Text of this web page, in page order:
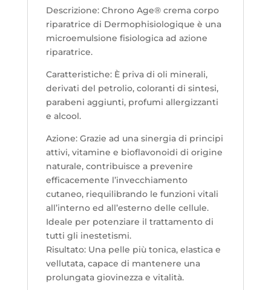
Descrizione: Chrono Age® crema corpo
riparatrice di Dermophisiologique è una
microemulsione fisiologica ad azione
riparatrice.
Caratteristiche: È priva di oli minerali,
derivati del petrolio, coloranti di sintesi,
parabeni aggiunti, profumi allergizzanti
e alcool.
Azione: Grazie ad una sinergia di principi
attivi, vitamine e bioflavonoidi di origine
naturale, contribuisce a prevenire
efficacemente l’invecchiamento
cutaneo, riequilibrando le funzioni vitali
all’interno ed all’esterno delle cellule.
Ideale per potenziare il trattamento di
tutti gli inestetismi.
Risultato: Una pelle più tonica, elastica e
vellutata, capace di mantenere una
prolungata giovinezza e vitalità.